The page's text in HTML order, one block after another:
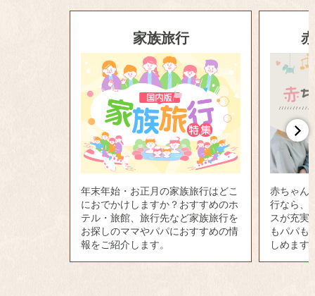
家族旅行
年末年始・お正月の家族旅行はどこ
におでかけしますか？おすすめのホ
テル・旅館、旅行先など家族旅行を
お探しのママやパパにおすすめの情
報をご紹介します。
赤ちゃん
行なら、
スが充実
もパパも
しめます